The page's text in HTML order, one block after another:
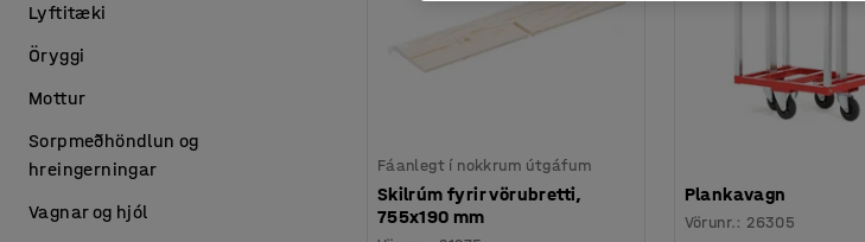
Fáanlegt í nokkrum útgáfum
Skilrúm fyrir vörubretti,
755x190 mm
Plankavagn
Vörunr.: 26305
Lyftitæki
Öryggi
Mottur
Sorpmeðhöndlun og
hreingerningar
Vagnar og hjól